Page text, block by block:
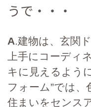
うで・・・
A.建物は、玄関
上手にコーディ
キに見えるよう
フォーム”では
住まいをセンス